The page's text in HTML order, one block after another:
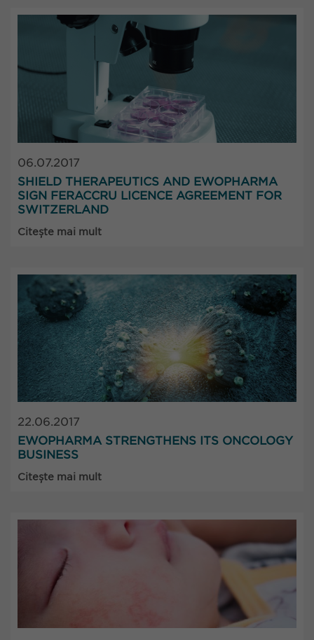
06.07.2017
SHIELD THERAPEUTICS AND EWOPHARMA
SIGN FERACCRU LICENCE AGREEMENT FOR
SWITZERLAND
Citește mai mult
22.06.2017
EWOPHARMA STRENGTHENS ITS ONCOLOGY
BUSINESS
Citește mai mult